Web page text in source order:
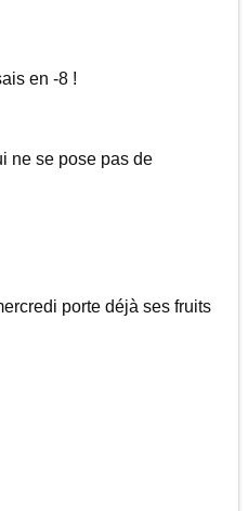
en -8 !
ne se pose pas de
porte déjà ses fruits